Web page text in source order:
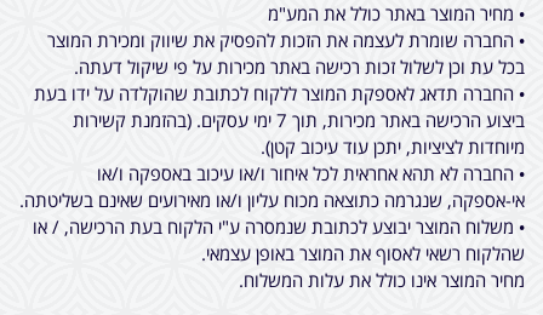
• מחיר המוצר באתר כולל את המע"מ
• החברה שומרת לעצמה את הזכות להפסיק את שיווק ומכירת המוצר
בכל עת וכן לשלול זכות רכישה באתר מכירות על פי שיקול דעתה.
• החברה תדאג לאספקת המוצר ללקוח לכתובת שהוקלדה על ידו בעת
ביצוע הרכישה באתר מכירות, תוך 7 ימי עסקים. (בהזמנת קשירות
מיוחדות לציציות, יתכן עוד עיכוב קטן).
• החברה לא תהא אחראית לכל איחור ו/או עיכוב באספקה ו/או
אי-אספקה, שנגרמה כתוצאה מכוח עליון ו/או מאירועים שאינם בשליטתה.
• משלוח המוצר יבוצע לכתובת שנמסרה ע"י הלקוח בעת הרכישה, / או
שהלקוח רשאי לאסוף את המוצר באופן עצמאי.
מחיר המוצר אינו כולל את עלות המשלוח.